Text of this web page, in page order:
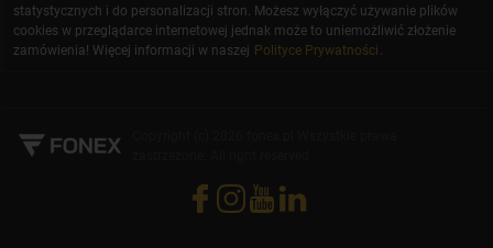
statystycznych i do personalizacji stron. Możesz wyłączyć używanie plików
cookies w przeglądarce internetowej jednak może to uniemożliwić złożenie
zamówienia! Więcej informacji w naszej Polityce Prywatności .